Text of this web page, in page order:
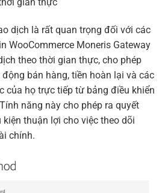
dịch là rất quan trọng đối với các
WooCommerce Moneris Gateway
theo thời gian thực, cho phép
bán hàng, tiền hoàn lại và các
của họ trực tiếp từ bảng điều khiển
năng này cho phép ra quyết
thuận lợi cho việc theo dõi
chính.